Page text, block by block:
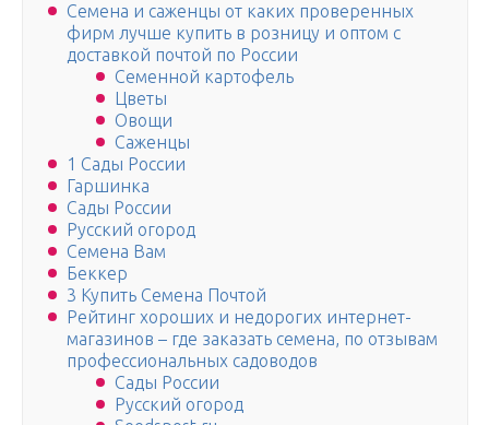
Семена и саженцы от каких проверенных
фирм лучше купить в розницу и оптом с
доставкой почтой по России
Семенной картофель
Цветы
Овощи
Саженцы
1 Сады России
Гаршинка
Сады России
Русский огород
Семена Вам
Беккер
3 Купить Семена Почтой
Рейтинг хороших и недорогих интернет-
магазинов – где заказать семена, по отзывам
профессиональных садоводов
Сады России
Русский огород